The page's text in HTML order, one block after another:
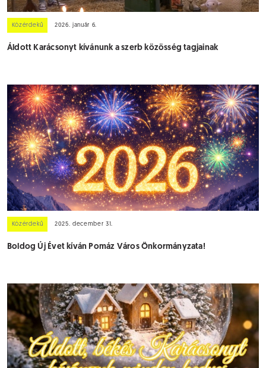
Közérdekű 2026. január 6.
Áldott Karácsonyt kívánunk a szerb közösség tagjainak
Közérdekű 2025. december 31.
Boldog Új Évet kíván Pomáz Város Önkormányzata!